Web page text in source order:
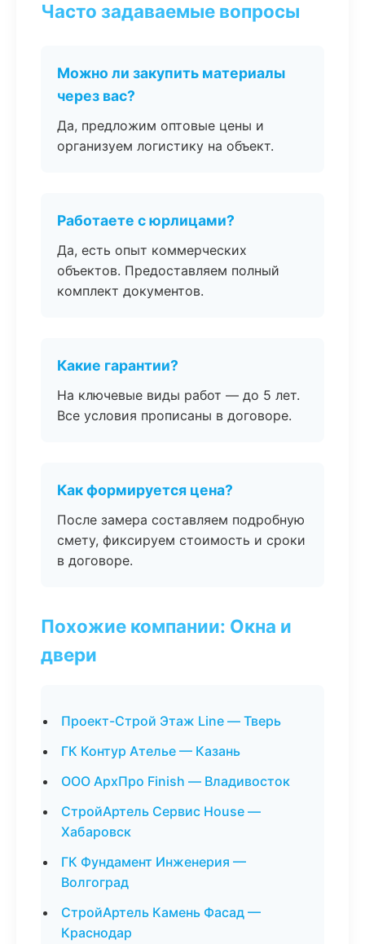
Часто задаваемые вопросы
Можно ли закупить материалы
через вас?
Да, предложим оптовые цены и
организуем логистику на объект.
Работаете с юрлицами?
Да, есть опыт коммерческих
объектов. Предоставляем полный
комплект документов.
Какие гарантии?
На ключевые виды работ — до 5 лет.
Все условия прописаны в договоре.
Как формируется цена?
После замера составляем подробную
смету, фиксируем стоимость и сроки
в договоре.
Похожие компании: Окна и
двери
Проект-Строй Этаж Line — Тверь
ГК Контур Ателье — Казань
ООО АрхПро Finish — Владивосток
СтройАртель Сервис House —
Хабаровск
ГК Фундамент Инженерия —
Волгоград
СтройАртель Камень Фасад —
Краснодар